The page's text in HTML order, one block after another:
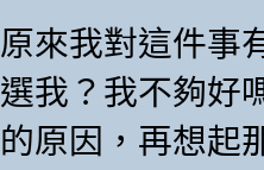
原來我對這件
選我？我不夠好
的原因，再想起